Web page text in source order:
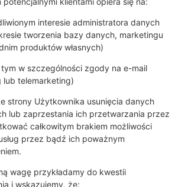
interesie administratora danych
tworzenia bazy danych, marketingu
produktów własnych)
w szczególności zgody na e-mail
lub telemarketing)
strony Użytkownika usunięcia danych
lub zaprzestania ich przetwarzania przez
całkowitym brakiem możliwości
przez bądź ich poważnym
wagę przykładamy do kwestii
i wskazujemy, że: